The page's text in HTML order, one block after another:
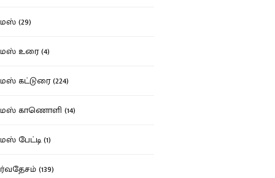
(29)
உரை (4)
கட்டுரை (224)
காணொளி (14)
பேட்டி (1)
(139)